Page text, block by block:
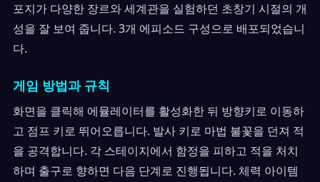
포지가 다양한 장르와 세계관을 실험하던 초창기 시절의 개
성을 잘 보여 줍니다. 3개 에피소드 구성으로 배포되었습니
다.
게임 방법과 규칙
화면을 클릭해 에뮬레이터를 활성화한 뒤 방향키로 이동하
고 점프 키로 뛰어오릅니다. 발사 키로 마법 불꽃을 던져 적
을 공격합니다. 각 스테이지에서 함정을 피하고 적을 처치
하며 출구로 향하면 다음 단계로 진행됩니다. 체력 아이템